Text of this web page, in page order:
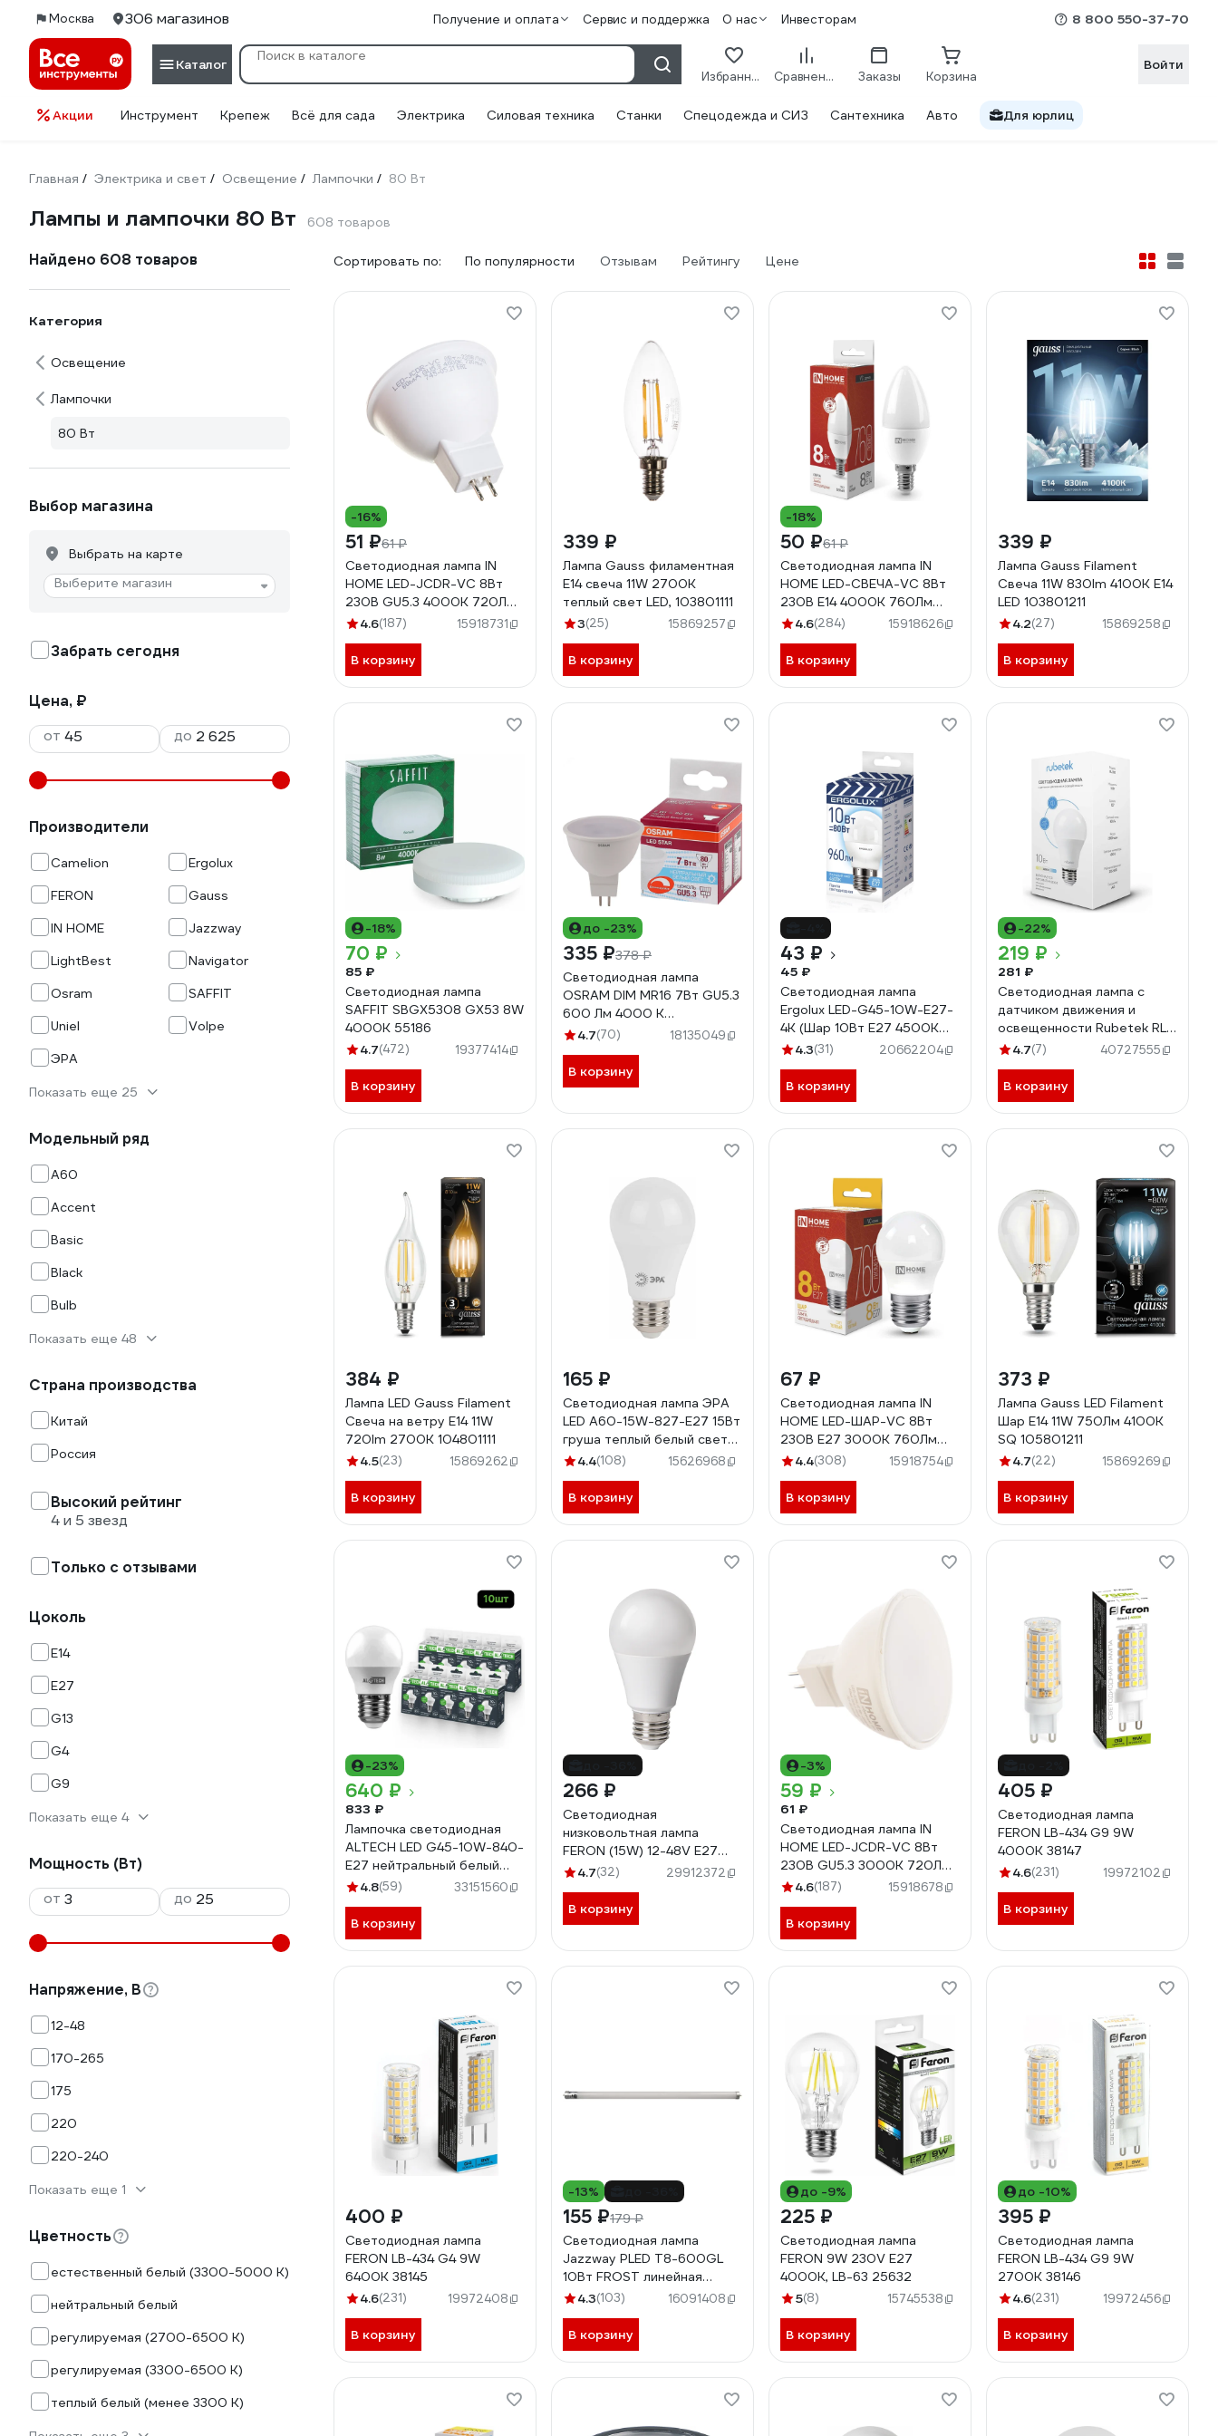
Москва 306 магазинов Получение и оплата Сервис и поддержка О нас Инвесторам 8 800 550-37-70
Каталог
Избранное Сравнение Заказы Корзина
Войти
Акции Инструмент Крепеж Всё для сада Электрика Силовая техника Станки Спецодежда и СИЗ Сантехника Авто Для юрлиц
Главная / Электрика и свет / Освещение / Лампочки / 80 Вт
Лампы и лампочки 80 Вт 608 товаров
Найдено 608 товаров
Категория
Освещение
Лампочки
80 Вт
Выбор магазина
Выбрать на карте
Выберите магазин
Забрать сегодня
Цена, ₽
от
до
Производители
Camelion
Ergolux
FERON
Gauss
IN HOME
Jazzway
LightBest
Navigator
Osram
SAFFIT
Uniel
Volpe
ЭРА
Показать еще 25
Модельный ряд
A60
Accent
Basic
Black
Bulb
Показать еще 48
Страна производства
Китай
Россия
Высокий рейтинг
4 и 5 звезд
Только с отзывами
Цоколь
E14
E27
G13
G4
G9
Показать еще 4
Мощность (Вт)
от
до
Напряжение, В
12-48
170-265
175
220
220-240
Показать еще 1
Цветность
естественный белый (3300-5000 К)
нейтральный белый
регулируемая (2700-6500 K)
регулируемая (3300-6500 К)
теплый белый (менее 3300 К)
Сортировать по: По популярности Отзывам Рейтингу Цене
-16%
51 ₽61 ₽
Светодиодная лампа IN
HOME LED-JCDR-VC 8Вт
230В GU5.3 4000К 720Лм
4690612020334
4.6(187) 15918731
В корзину
339 ₽
Лампа Gauss филаментная
E14 свеча 11W 2700К
теплый свет LED, 103801111
3(25) 15869257
В корзину
-18%
50 ₽61 ₽
Светодиодная лампа IN
HOME LED-СВЕЧА-VC 8Вт
230В Е14 4000К 760Лм
4690612020433
4.6(284) 15918626
В корзину
339 ₽
Лампа Gauss Filament
Свеча 11W 830lm 4100К Е14
LED 103801211
4.2(27) 15869258
В корзину
-18%
70 ₽
85 ₽
Светодиодная лампа
SAFFIT SBGX5308 GX53 8W
4000K 55186
4.7(472) 19377414
В корзину
до -23%
335 ₽378 ₽
Светодиодная лампа
OSRAM DIM MR16 7Вт GU5.3
600 Лм 4000 К
Нейтральный белый свет
4.7(70) 18135049
В корзину
43 ₽
45 ₽
Светодиодная лампа
Ergolux LED-G45-10W-E27-
4K (Шар 10Вт E27 4500K
220-240В ПРОМО) 14546
4.3(31) 20662204
В корзину
-22%
219 ₽
281 ₽
Светодиодная лампа с
датчиком движения и
освещенности Rubetek RL-
31014.7(7) 40727555
В корзину
384 ₽
Лампа LED Gauss Filament
Свеча на ветру E14 11W
720lm 2700K 104801111
4.5(23) 15869262
В корзину
165 ₽
Светодиодная лампа ЭРА
LED A60-15W-827-E27 15Вт
груша теплый белый свет
Б0020592
4.4(108) 15626968
В корзину
67 ₽
Светодиодная лампа IN
HOME LED-ШАР-VC 8Вт
230В Е27 3000К 760Лм
4690612020563
4.4(308) 15918754
В корзину
373 ₽
Лампа Gauss LED Filament
Шар E14 11W 750Лм 4100K
SQ 105801211
4.7(22) 15869269
В корзину
-23%
640 ₽
833 ₽
Лампочка светодиодная
ALTECH LED G45-10W-840-
Е27 нейтральный белый
свет 10шт 4673758071552
4.8(59) 33151560
В корзину
266 ₽
Светодиодная
низковольтная лампа
FERON (15W) 12-48V E27
4000K A60, LB-19 48730
4.7(32) 29912372
В корзину
-3%
59 ₽
61 ₽
Светодиодная лампа IN
HOME LED-JCDR-VC 8Вт
230В GU5.3 3000К 720Лм
4690612020327
4.6(187) 15918678
В корзину
405 ₽
Светодиодная лампа
FERON LB-434 G9 9W
4000K 38147
4.6(231) 19972102
В корзину
400 ₽
Светодиодная лампа
FERON LB-434 G4 9W
6400K 38145
4.6(231) 19972408
В корзину
-13%
155 ₽179 ₽
Светодиодная лампа
Jazzway PLED T8-600GL
10Вт FROST линейная
4000К нейтральный белый
1032492
4.3(103) 16091408
В корзину
до -9%
225 ₽
Светодиодная лампа
FERON 9W 230V E27
4000K, LB-63 25632
5(8) 15745538
В корзину
до -10%
395 ₽
Светодиодная лампа
FERON LB-434 G9 9W
2700K 38146
4.6(231) 19972456
В корзину